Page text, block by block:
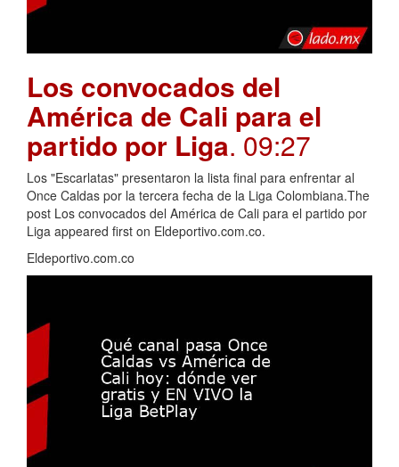
Los convocados del
América de Cali para el
partido por Liga. 09:27
Los "Escarlatas" presentaron la lista final para enfrentar al
Once Caldas por la tercera fecha de la Liga Colombiana.The
post Los convocados del América de Cali para el partido por
Liga appeared first on Eldeportivo.com.co.
Eldeportivo.com.co